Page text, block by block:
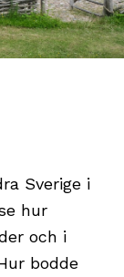
Sverige i
hur
och i
bodde